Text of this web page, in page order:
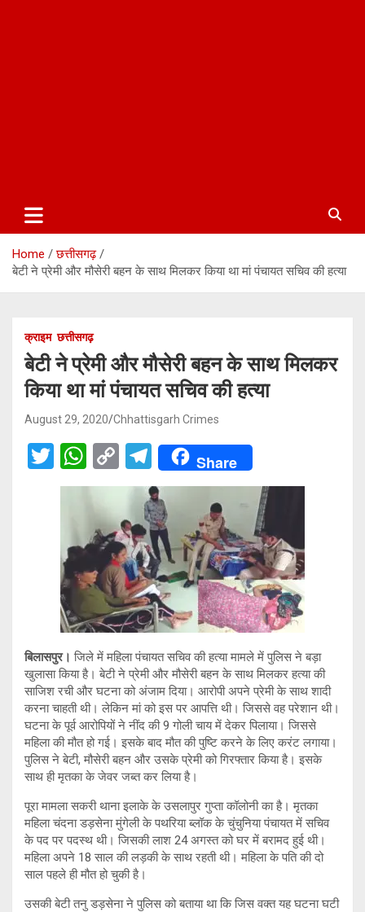
Home
छत्तीसगढ़
बेटी ने प्रेमी और मौसेरी बहन के साथ मिलकर किया था मां पंचायत सचिव की हत्या
क्राइम छत्तीसगढ़
बेटी ने प्रेमी और मौसेरी बहन के साथ मिलकर
किया था मां पंचायत सचिव की हत्या
August 29, 2020 Chhattisgarh Crimes
T
wi
W
h
at
s
A
p
p
C
o
py
Li
n
k
T
el
e
gr
a
m
Share
बिलासपुर। जिले में महिला पंचायत सचिव की हत्या मामले में पुलिस ने बड़ा
खुलासा किया है। बेटी ने प्रेमी और मौसेरी बहन के साथ मिलकर हत्या की
साजिश रची और घटना को अंजाम दिया। आरोपी अपने प्रेमी के साथ शादी
करना चाहती थी। लेकिन मां को इस पर आपत्ति थी। जिससे वह परेशान थी।
घटना के पूर्व आरोपियों ने नींद की 9 गोली चाय में देकर पिलाया। जिससे
महिला की मौत हो गई। इसके बाद मौत की पुष्टि करने के लिए करंट लगाया।
पुलिस ने बेटी, मौसेरी बहन और उसके प्रेमी को गिरफ्तार किया है। इसके
साथ ही मृतका के जेवर जब्त कर लिया है।
पूरा मामला सकरी थाना इलाके के उसलापुर गुप्ता कॉलोनी का है। मृतका
महिला चंदना डड़सेना मुंगेली के पथरिया ब्लॉक के चुंचुनिया पंचायत में सचिव
के पद पर पदस्थ थी। जिसकी लाश 24 अगस्त को घर में बरामद हुई थी।
महिला अपने 18 साल की लड़की के साथ रहती थी। महिला के पति की दो
साल पहले ही मौत हो चुकी है।
उसकी बेटी तनु डड़सेना ने पुलिस को बताया था कि जिस वक्त यह घटना घटी